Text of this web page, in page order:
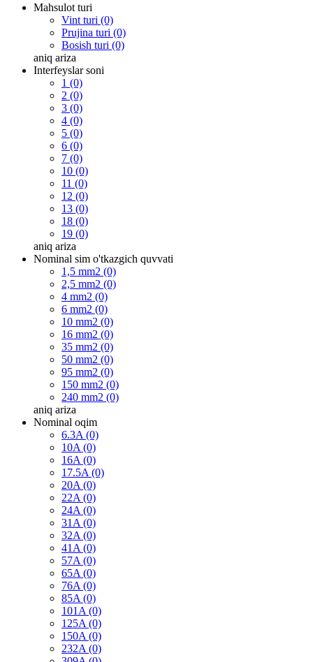
Mahsulot turi
Vint turi (0)
Prujina turi (0)
Bosish turi (0)
aniq ariza
Interfeyslar soni
1 (0)
2 (0)
3 (0)
4 (0)
5 (0)
6 (0)
7 (0)
10 (0)
11 (0)
12 (0)
13 (0)
18 (0)
19 (0)
aniq ariza
Nominal sim o'tkazgich quvvati
1,5 mm2 (0)
2,5 mm2 (0)
4 mm2 (0)
6 mm2 (0)
10 mm2 (0)
16 mm2 (0)
35 mm2 (0)
50 mm2 (0)
95 mm2 (0)
150 mm2 (0)
240 mm2 (0)
aniq ariza
Nominal oqim
6.3A (0)
10A (0)
16A (0)
17.5A (0)
20A (0)
22A (0)
24A (0)
31A (0)
32A (0)
41A (0)
57A (0)
65A (0)
76A (0)
85A (0)
101A (0)
125A (0)
150A (0)
232A (0)